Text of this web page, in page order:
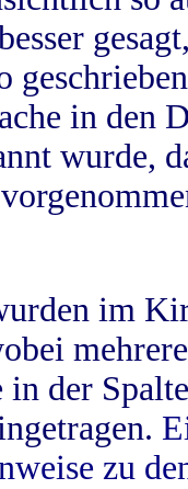
in
wurde,
im
der
zu